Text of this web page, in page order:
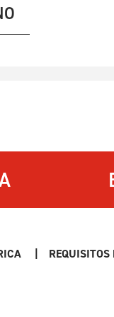
REQUISITOS